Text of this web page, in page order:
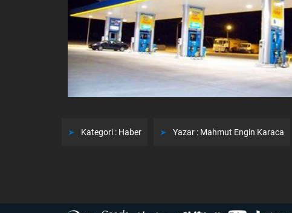
Kategori : Haber Yazar : Mahmut Engin Karaca